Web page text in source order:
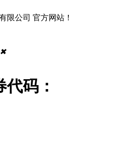
限公司 官方网站！
✖
码：